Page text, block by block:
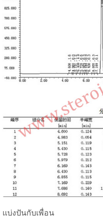
แบ่งปันกับเพื่อน